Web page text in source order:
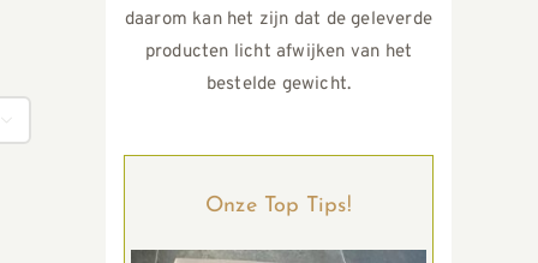

daarom kan het zijn dat de geleverde
producten licht afwijken van het
bestelde gewicht.
Onze Top Tips!